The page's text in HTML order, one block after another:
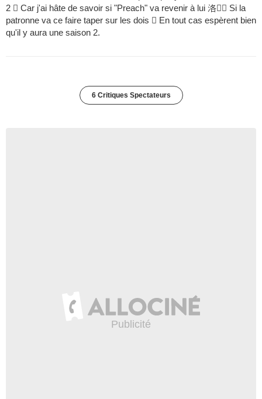
2  Car j'ai hâte de savoir si "Preach" va revenir à lui 洛 Si la
patronne va ce faire taper sur les dois  En tout cas espèrent bien
qu'il y aura une saison 2.
6 Critiques Spectateurs